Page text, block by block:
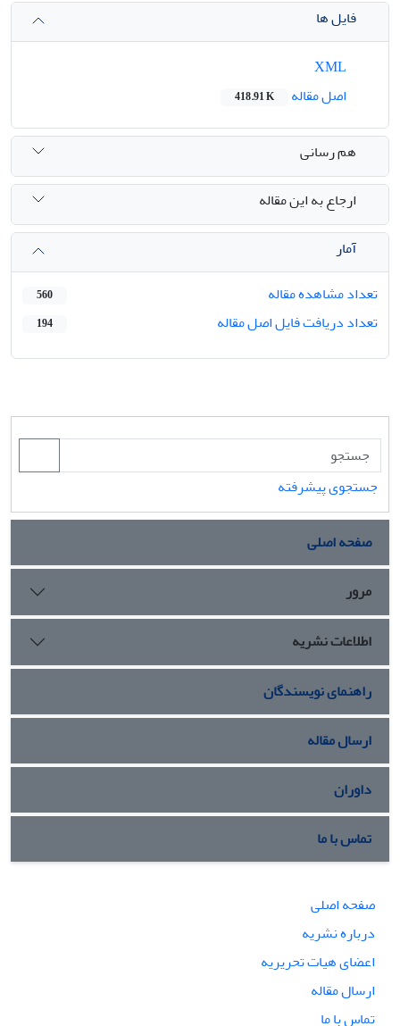
فایل ها
اصل مقاله
418.91 K
هم رسانی
ارجاع به این مقاله
آمار
تعداد مشاهده مقاله
560
تعداد دریافت فایل اصل مقاله 194
جستجوی پیشرفته
صفحه اصلی
مرور
اطلاعات نشریه
راهنمای نویسندگان
ارسال مقاله
داوران
تماس با ما
صفحه اصلی
درباره نشریه
اعضای هیات تحریریه
ارسال مقاله
تماس با ما